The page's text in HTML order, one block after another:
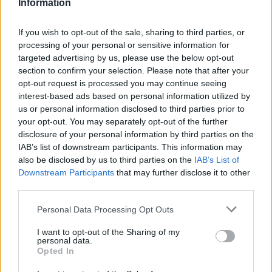
Information
If you wish to opt-out of the sale, sharing to third parties, or
processing of your personal or sensitive information for
targeted advertising by us, please use the below opt-out
section to confirm your selection. Please note that after your
opt-out request is processed you may continue seeing
interest-based ads based on personal information utilized by
us or personal information disclosed to third parties prior to
your opt-out. You may separately opt-out of the further
disclosure of your personal information by third parties on the
IAB’s list of downstream participants. This information may
also be disclosed by us to third parties on the IAB’s List of
Downstream Participants that may further disclose it to other
Please note that this website/app uses one or more Google
not limited to your visit or usage behaviour. You may click to
grant or deny consent to Google and its third-party tags to
use your data for below specified purposes in below Google
Personal Data Processing Opt Outs
I want to opt-out of the Sharing of my
personal data.
Opted In
precedente, nonostante Matteo abbiamo potuto
godere di ottime teste di serie nel corso dei
tornei disputati.
LEGGI ANCHE:Chi è Camila Giorgi: la storia della
tennista tra successi e vita privata
AUTORE
Redazione Sportmagazine